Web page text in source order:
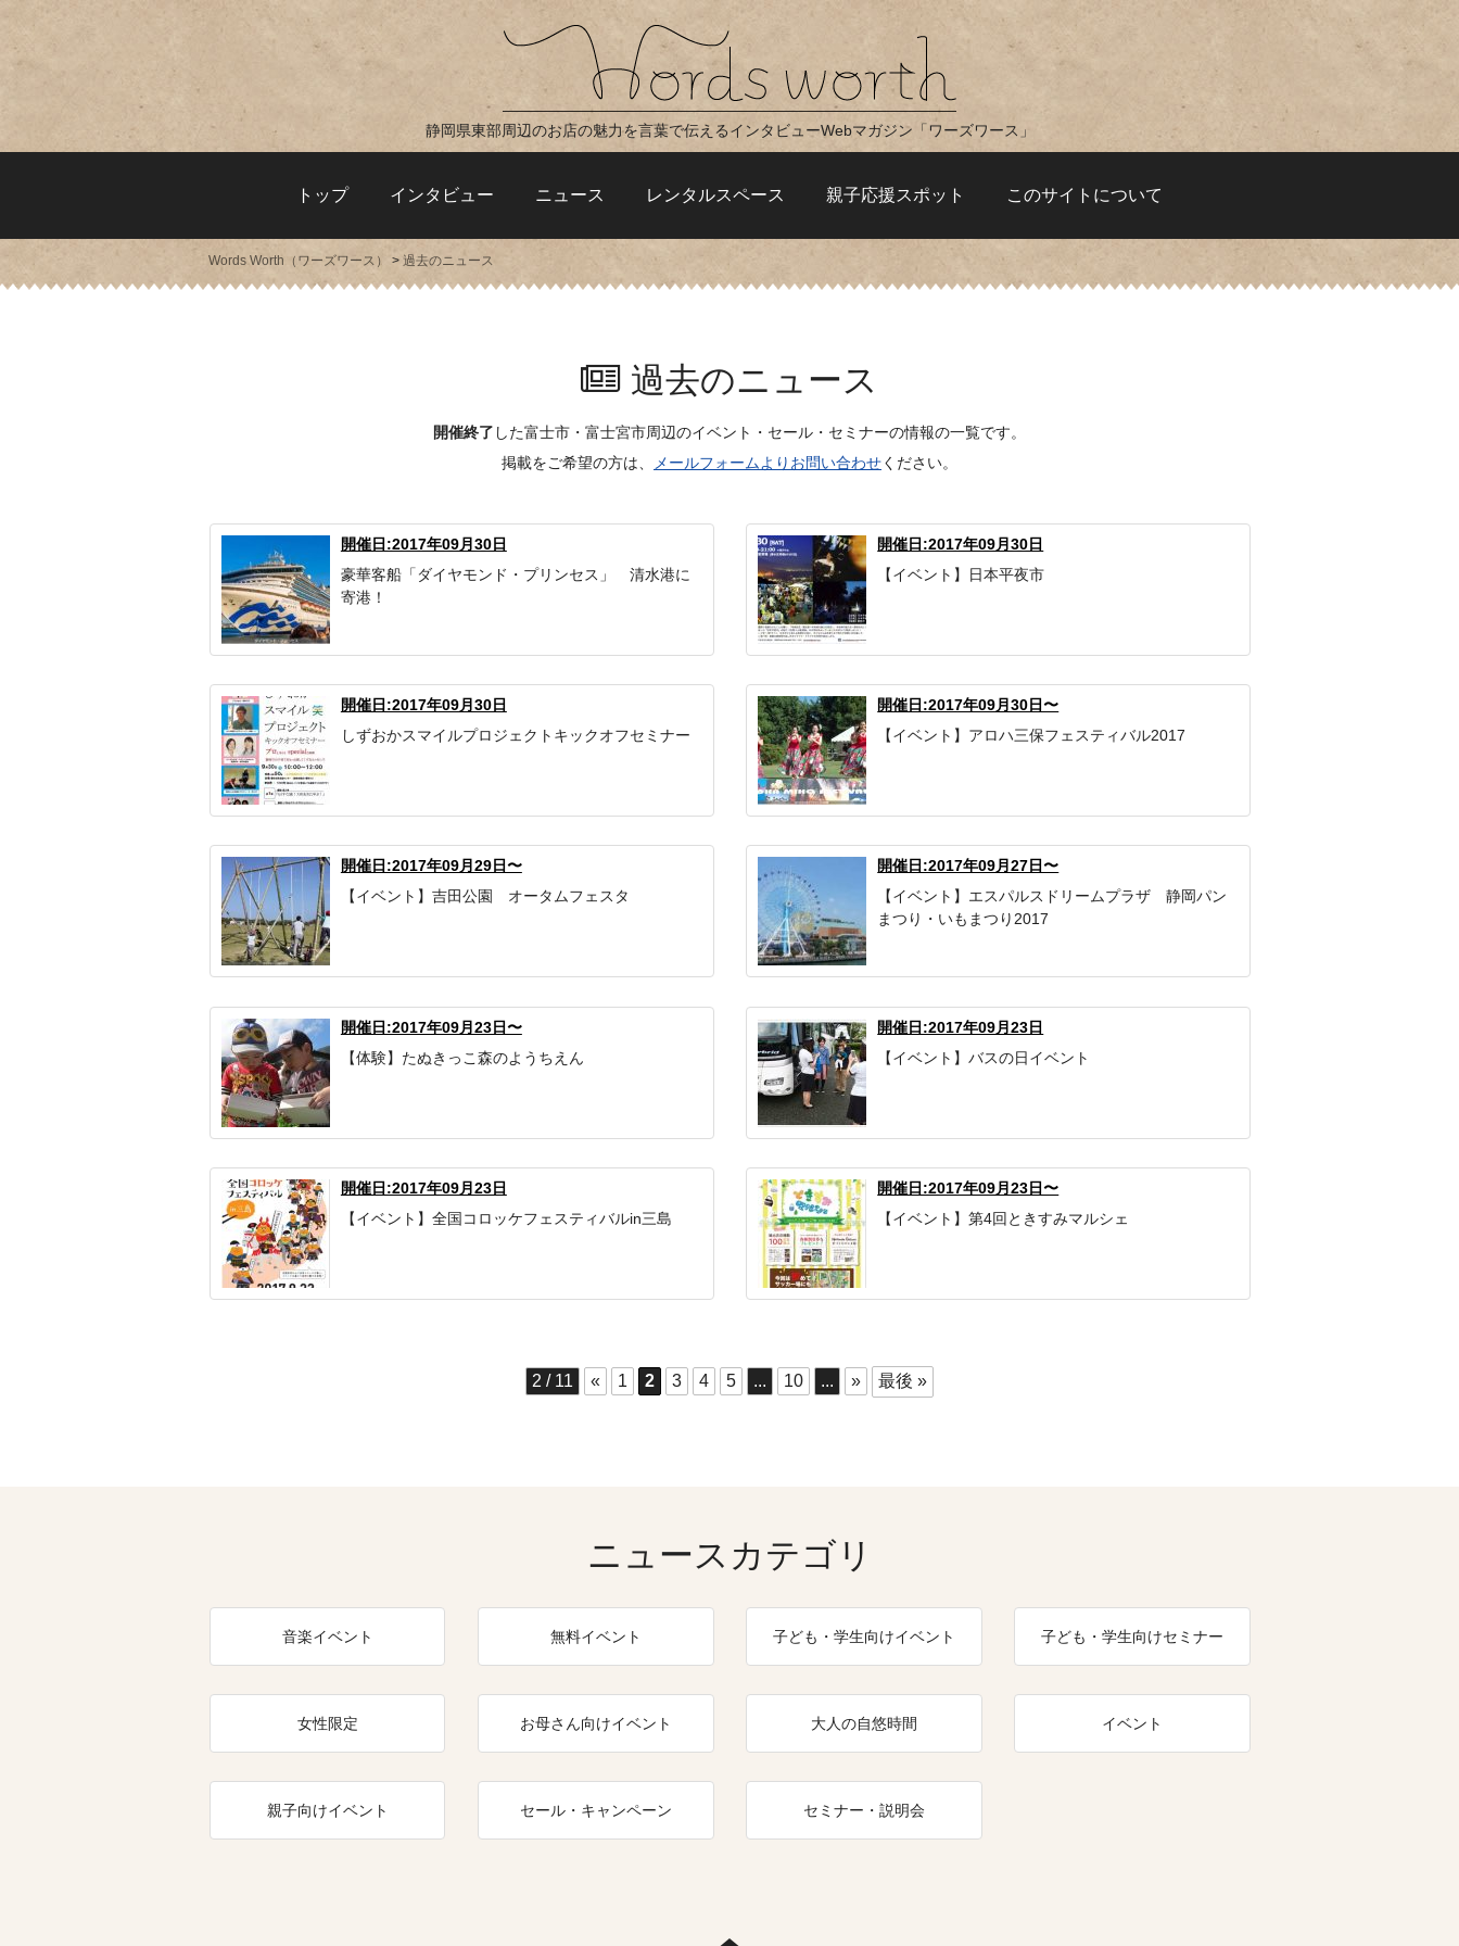
静岡県東部周辺のお店の魅力を言葉で伝えるインタビューWebマガジン「ワーズワース」
トップ インタビュー ニュース レンタルスペース 親子応援スポット このサイトについて
Words Worth（ワーズワース） > 過去のニュース
過去のニュース
開催終了 した富士市・富士宮市周辺のイベント・セール・セミナーの情報の一覧です。
掲載をご希望の方は、
メールフォームよりお問い合わせください。
開催日:2017年09月30日
豪華客船「ダイヤモンド・プリンセス」 清水港に
寄港！
開催日:2017年09月30日
【イベント】日本平夜市
開催日:2017年09月30日
しずおかスマイルプロジェクトキックオフセミナー
開催日:2017年09月30日〜
【イベント】アロハ三保フェスティバル2017
開催日:2017年09月29日〜
【イベント】吉田公園 オータムフェスタ
開催日:2017年09月27日〜
【イベント】エスパルスドリームプラザ 静岡パン
まつり・いもまつり2017
開催日:2017年09月23日〜
【体験】たぬきっこ森のようちえん
開催日:2017年09月23日
【イベント】バスの日イベント
開催日:2017年09月23日
【イベント】全国コロッケフェスティバルin三島
開催日:2017年09月23日〜
【イベント】第4回ときすみマルシェ
2 / 11 « 1 2 3 4 5 ... 10 ... » 最後 »
ニュースカテゴリ
音楽イベント 無料イベント 子ども・学生向けイベント 子ども・学生向けセミナー
女性限定 お母さん向けイベント 大人の自悠時間 イベント
親子向けイベント セール・キャンペーン セミナー・説明会